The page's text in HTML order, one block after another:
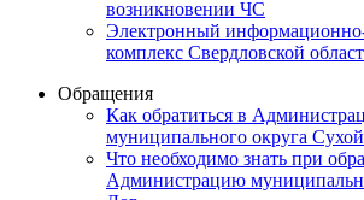
возникновении ЧС
Электронный
комплекс Свердловской
Обращения
Как обратиться в
муниципального округа
Что необходимо знать при
Администрацию